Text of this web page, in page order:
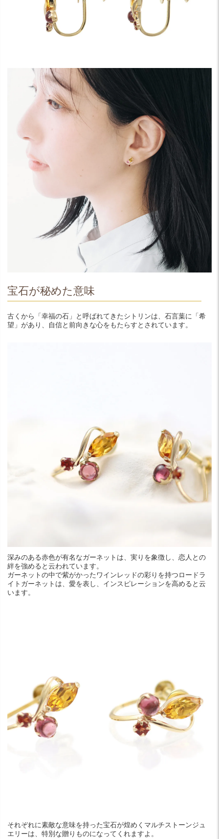
宝石が秘めた意味
古くから「幸福の石」と呼ばれてきたシトリンは、石言葉に「希
望」があり、自信と前向きな心をもたらすとされています。
深みのある赤色が有名なガーネットは、実りを象徴し、恋人との
絆を強めると云われています。
ガーネットの中で紫がかったワインレッドの彩りを持つロードラ
イトガーネットは、愛を表し、インスピレーションを高めると云
います。
それぞれに素敵な意味を持った宝石が煌めくマルチストーンジュ
エリーは、特別な贈りものになってくれますよ。